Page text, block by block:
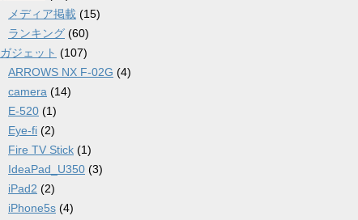
メディア掲載 (15)
ランキング (60)
ガジェット (107)
ARROWS NX F-02G (4)
camera (14)
E-520 (1)
Eye-fi (2)
Fire TV Stick (1)
IdeaPad_U350 (3)
iPad2 (2)
iPhone5s (4)